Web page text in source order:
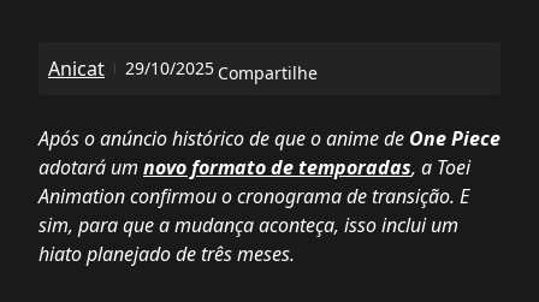
Anicat 29/10/2025 Compartilhe
Após o anúncio histórico de que o anime de One Piece
adotará um novo formato de temporadas, a Toei
Animation confirmou o cronograma de transição. E
sim, para que a mudança aconteça, isso inclui um
hiato planejado de três meses.